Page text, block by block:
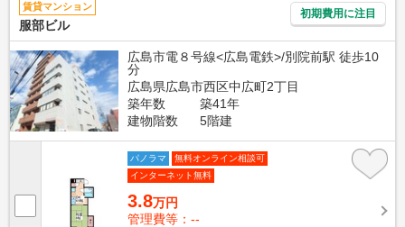
賃貸マンション
服部ビル
初期費用に注目
広島市電８号線<広島電鉄>/別院前駅 徒歩10
分
広島県広島市西区中広町2丁目
築年数
築41年
建物階数
5階建
パノラマ
無料オンライン相談可
インターネット無料
3.8万円
管理費等：--